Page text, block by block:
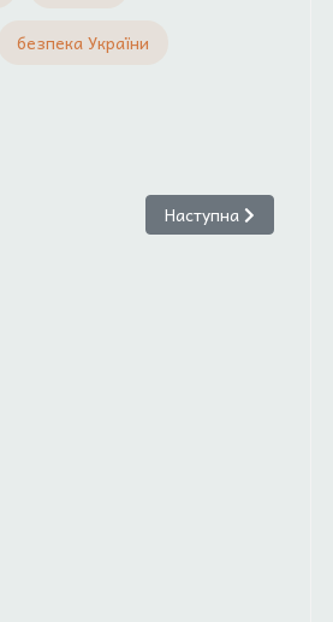
безпека України
(аналітичний оглядНаступна стаття:
Наступна